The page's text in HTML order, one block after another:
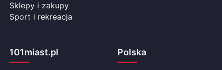
Sklepy i zakupy
Sport i rekreacja
101miast.pl Polska